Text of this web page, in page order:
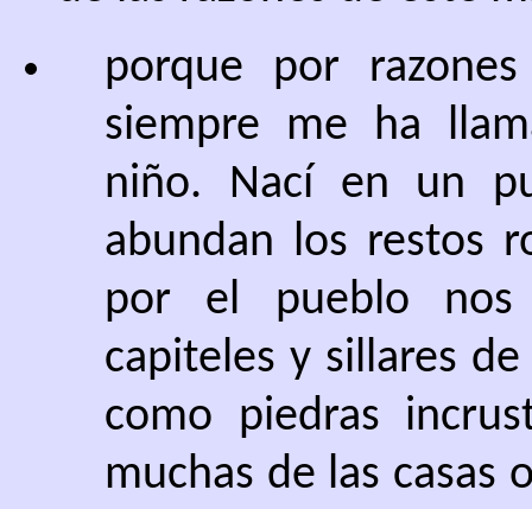
porque por
siempre me ha
niño. Nací en un
abundan los restos
por el pueblo nos
capiteles y sillares
como piedras
muchas de las casas